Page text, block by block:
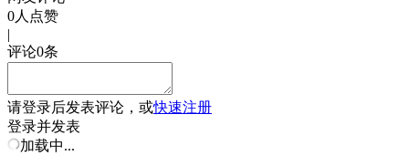
0人点赞
|
评论0条
请登录后发表评论，或快速注册
登录并发表
加载中...